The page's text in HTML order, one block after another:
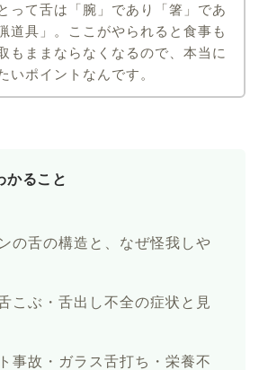
って舌は「腕」であり「箸」であ
道具」。ここがやられると食事も
もままならなくなるので、本当に
いポイントなんです。
かること
の舌の構造と、なぜ怪我しや
こぶ・舌出し不全の症状と見
事故・ガラス舌打ち・栄養不